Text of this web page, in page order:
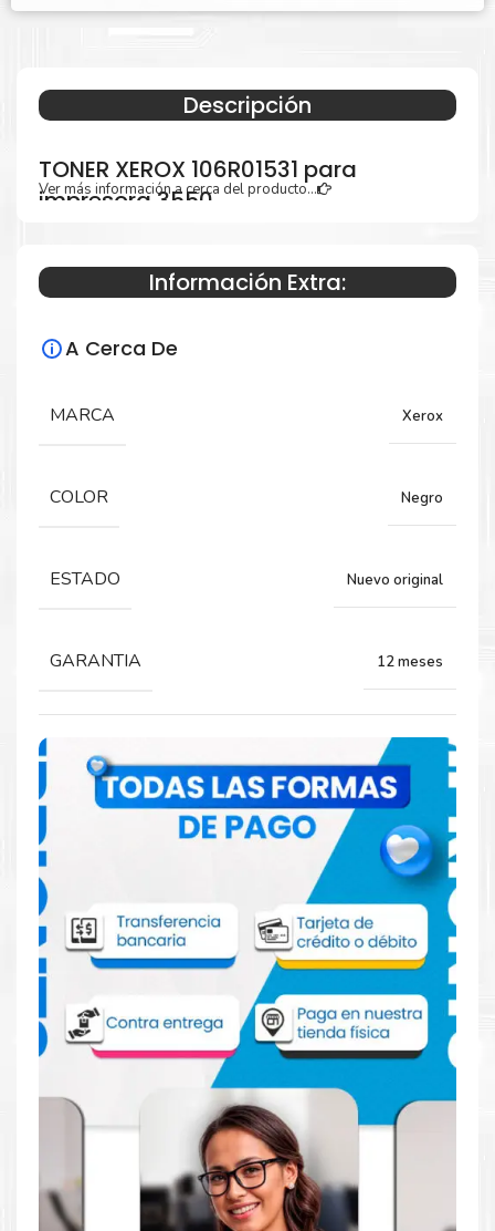
Descripción
TONER XEROX 106R01531 para
impresora 3550
Especificaciones Técnicas
Para impresoras:
Rendimiento:
Comprar TONER XEROX 106R01531 para
impresora 3550
Aprovecha nuestra experiencia y atención para adquirir tus
productos. Tenemos promociones todos los días. Escríbenos o
visítanos hoy para encontrar la solución perfecta para tu
impresora
TONER XEROX 106R01531 para
impresoras 3550
Dónde comprar TONER para impresora
XEROX 3550 en Lima o para provincia
Tienda autorizada por Xerox. Descubre la mejor manera de
abastecerte de
TONER XEROX 106R01531 para impresora
Ofrecemos una amplia selección de productos
originales que garantizan un rendimiento óptimo y duradero
para tus necesidades de impresión.
Ver más información a cerca del producto...
Información Extra:
A Cerca De
MARCA Xerox
COLOR Negro
ESTADO Nuevo original
GARANTIA 12 meses